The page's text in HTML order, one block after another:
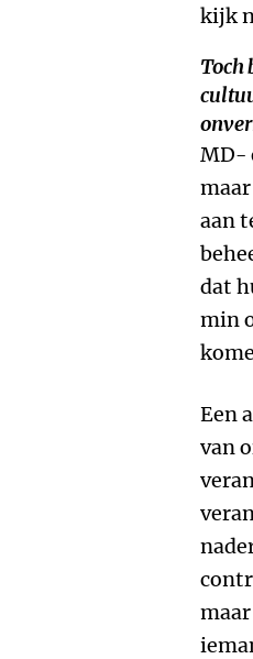
kijk
Toch
MD-
aan
dat
min
Een
van